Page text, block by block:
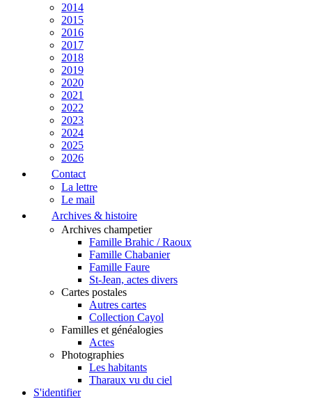
2014
2015
2016
2017
2018
2019
2020
2021
2022
2023
2024
2025
2026
Contact
La lettre
Le mail
Archives & histoire
Archives champetier
Famille Brahic / Raoux
Famille Chabanier
Famille Faure
St-Jean, actes divers
Cartes postales
Autres cartes
Collection Cayol
Familles et généalogies
Actes
Photographies
Les habitants
Tharaux vu du ciel
S'identifier